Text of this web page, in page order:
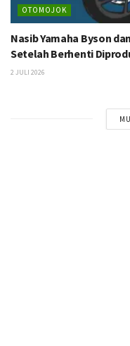
OTOMOJOK
Nasib Yamaha Byson
Setelah Berhenti
2 JULI 2026